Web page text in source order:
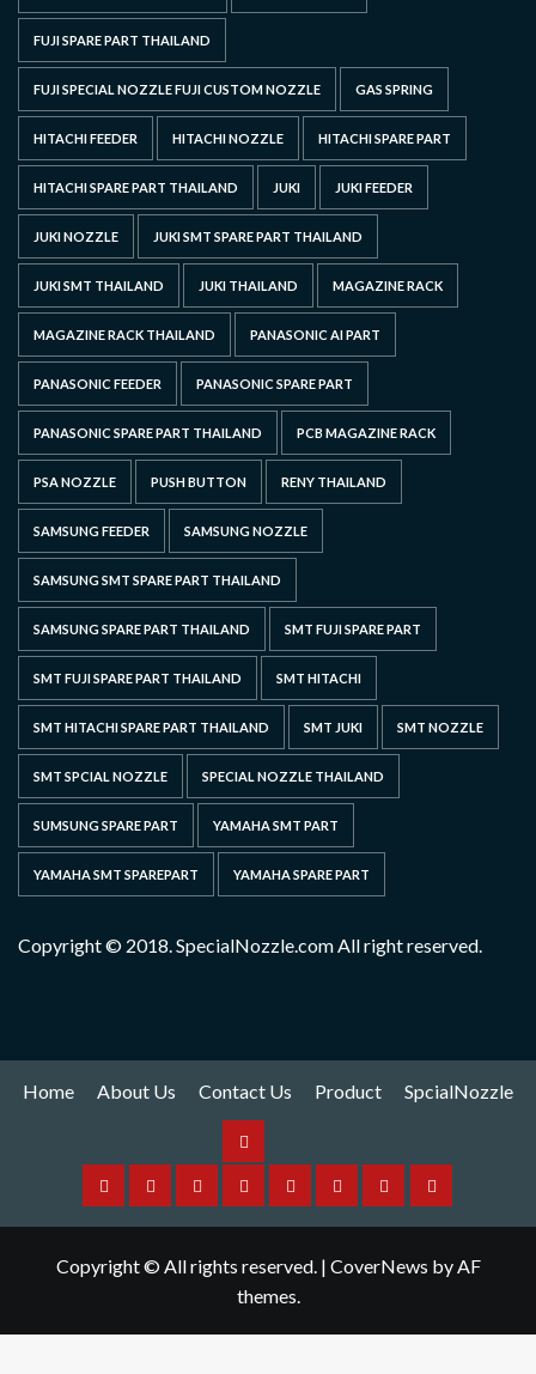
FUJI SPARE PART THAILAND
FUJI SPECIAL NOZZLE FUJI CUSTOM NOZZLE GAS SPRING
HITACHI FEEDER HITACHI NOZZLE HITACHI SPARE PART
HITACHI SPARE PART THAILAND JUKI JUKI FEEDER
JUKI NOZZLE JUKI SMT SPARE PART THAILAND
JUKI SMT THAILAND JUKI THAILAND MAGAZINE RACK
MAGAZINE RACK THAILAND PANASONIC AI PART
PANASONIC FEEDER PANASONIC SPARE PART
PANASONIC SPARE PART THAILAND PCB MAGAZINE RACK
PSA NOZZLE PUSH BUTTON RENY THAILAND
SAMSUNG FEEDER SAMSUNG NOZZLE
SAMSUNG SMT SPARE PART THAILAND
SAMSUNG SPARE PART THAILAND SMT FUJI SPARE PART
SMT FUJI SPARE PART THAILAND SMT HITACHI
SMT HITACHI SPARE PART THAILAND SMT JUKI SMT NOZZLE
SMT SPCIAL NOZZLE SPECIAL NOZZLE THAILAND
SUMSUNG SPARE PART YAMAHA SMT PART
YAMAHA SMT SPAREPART YAMAHA SPARE PART
Copyright © 2018. SpecialNozzle.com All right reserved.
Home About Us Contact Us Product SpcialNozzle
HomeAboutContact
Product
SpareYamaha
I
HitachiSpcialNozzle
Copyright © All rights reserved. | CoverNews by AF
themes.